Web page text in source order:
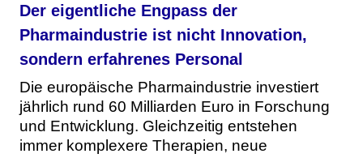
Der eigentliche Engpass der
Pharmaindustrie ist nicht Innovation,
sondern erfahrenes Personal
Die europäische Pharmaindustrie investiert
jährlich rund 60 Milliarden Euro in Forschung
und Entwicklung. Gleichzeitig entstehen
immer komplexere Therapien, neue